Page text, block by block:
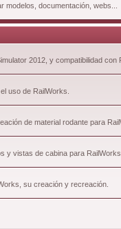
documentación, webs...
2012, y compatibilidad con
uso de RailWorks.
de material rodante para
y vistas de cabina para RailWorks.
su creación y recreación.